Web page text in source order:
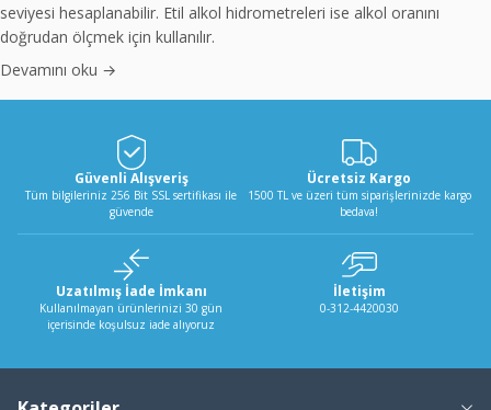
seviyesi hesaplanabilir. Etil alkol hidrometreleri ise alkol oranını
doğrudan ölçmek için kullanılır.
Devamını oku →
Güvenli Alışveriş
Tüm bilgileriniz 256 Bit SSL sertifikası ile
güvende
Ücretsiz Kargo
1500 TL ve üzeri tüm siparişlerinizde kargo
bedava!
Uzatılmış İade İmkanı
Kullanılmayan ürünlerinizi 30 gün
içerisinde koşulsuz iade alıyoruz
İletişim
0-312-4420030